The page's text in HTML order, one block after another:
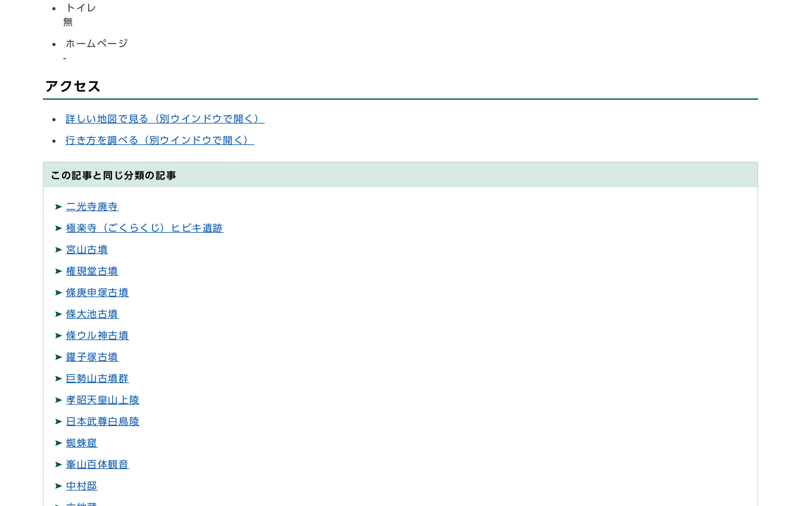
トイレ
無
ホームページ
-
アクセス
詳しい地図で見る （別ウインドウで開く）
行き方を調べる （別ウインドウで開く）
この記事と同じ分類の記事
二光寺廃寺
極楽寺（ごくらくじ）ヒビキ遺跡
宮山古墳
権現堂古墳
條庚申塚古墳
條大池古墳
條ウル神古墳
鑵子塚古墳
巨勢山古墳群
孝昭天皇山上陵
日本武尊白鳥陵
蜘蛛窟
峯山百体観音
中村邸